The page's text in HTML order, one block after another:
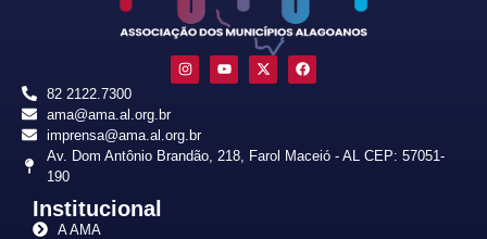
82 2122.7300
ama@ama.al.org.br
imprensa@ama.al.org.br
Av. Dom Antônio Brandão, 218, Farol Maceió - AL CEP: 57051-
190
Institucional
A AMA